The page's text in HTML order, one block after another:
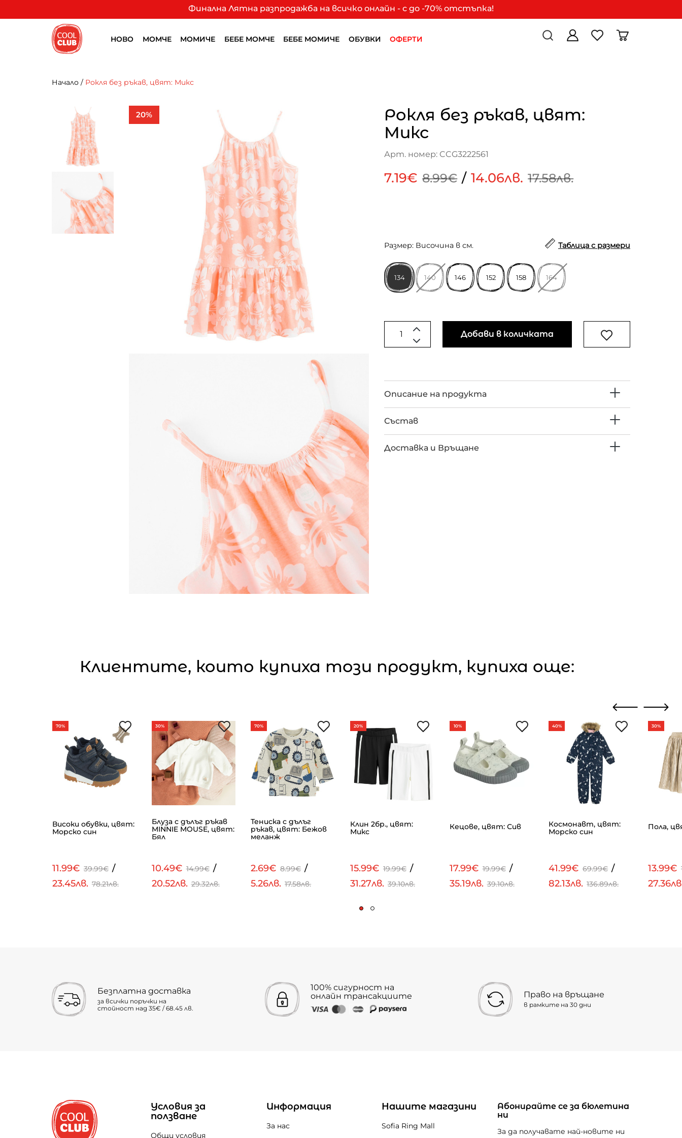
Финална Лятна разпродажба на всичко онлайн - с до -70% отстъпка!
НОВО МОМЧЕ МОМИЧЕ БЕБЕ МОМЧЕ БЕБЕ МОМИЧЕ ОБУВКИ ОФЕРТИ
Начало / Рокля без ръкав, цвят: Микс
20%
Рокля без ръкав, цвят:
Микс
Арт. номер: CCG3222561
7.19€ 8.99€ / 14.06лв. 17.58лв.
Размер: Височина в см. Таблица с размери
134 140 146 152 158 164
Добави в количката
Описание на продукта
Състав
Доставка и Връщане
Клиентите, които купиха този продукт, купиха още:
70%
Високи обувки, цвят:
Морско син
11.99€ 39.99€ /
23.45лв. 78.21лв.
30%
Блуза с дълъг ръкав
MINNIE MOUSE, цвят:
Бял
10.49€ 14.99€ /
20.52лв. 29.32лв.
70%
Тениска с дълъг
ръкав, цвят: Бежов
меланж
2.69€ 8.99€ /
5.26лв. 17.58лв.
20%
Клин 2бр., цвят:
Микс
15.99€ 19.99€ /
31.27лв. 39.10лв.
10%
Кецове, цвят: Сив
17.99€ 19.99€ /
35.19лв. 39.10лв.
40%
Космонавт, цвят:
Морско син
41.99€ 69.99€ /
82.13лв. 136.89лв.
30%
Пола,
13.99€
Безплатна доставка
за всички поръчки на
стойност над 35€ / 68.45 лв.
100% сигурност на
онлайн трансакциите
Право на връщане
в рамките на 30 дни
Условия за
ползване
Общи условия
Информация
За нас
Нашите магазини
Sofia Ring Mall
Абонирайте се за бюлетина
ни
За да получавате най-новите ни